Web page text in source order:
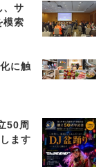
、サ
模索
に触
50周
ます